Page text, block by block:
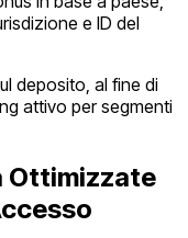
e ID del
deposito, al fine di
attivo per segmenti
Ottimizzate